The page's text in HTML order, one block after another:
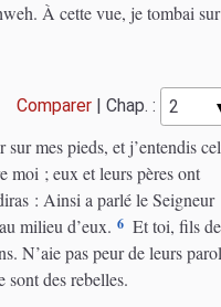
À cette vue, je tombai
Comparer Chap. :
mes pieds, et j’entendis
moi ; eux et leurs pères ont
: Ainsi a parlé le Seigneur
milieu d’eux. 6 Et toi, fils de
N’aie pas peur de leurs
sont des rebelles.